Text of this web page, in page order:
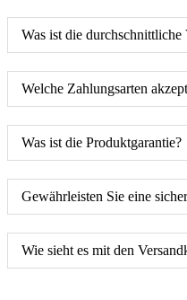
Was ist die durchschnittliche
Welche Zahlungsarten
Was ist die Produktgarantie?
Gewährleisten Sie eine
Wie sieht es mit den